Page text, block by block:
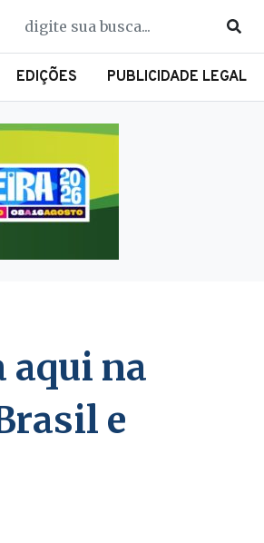
EDIÇÕES PUBLICIDADE LEGAL
aqui na
e